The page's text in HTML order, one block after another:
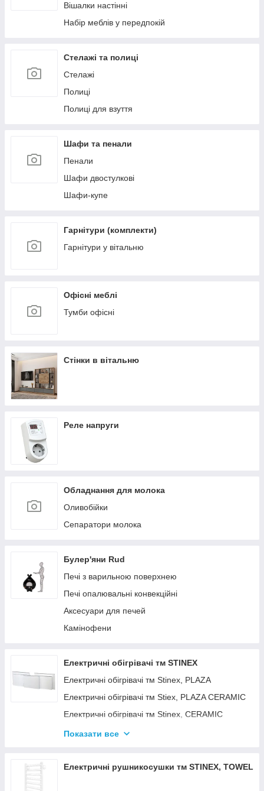
Вішалки настінні
Набір меблів у передпокій
Стелажі та полиці
Стелажі
Полиці
Полиці для взуття
Шафи та пенали
Пенали
Шафи двостулкові
Шафи-купе
Гарнітури (комплекти)
Гарнітури у вітальню
Офісні меблі
Тумби офісні
Стінки в вітальню
Реле напруги
Обладнання для молока
Оливобійки
Сепаратори молока
Булер'яни Rud
Печі з варильною поверхнею
Печі опалювальні конвекційні
Аксесуари для печей
Камінофени
Електричні обігрівачі тм STINEX
Електричні обігрівачі тм Stinex, PLAZA
Електричні обігрівачі тм Stiex, PLAZA CERAMIC
Електричні обігрівачі тм Stinex, CERAMIC
Електричні обігрівачі тм Stinex, COMBIE
Показати все
Електричні рушникосушки тм STINEX, TOWEL